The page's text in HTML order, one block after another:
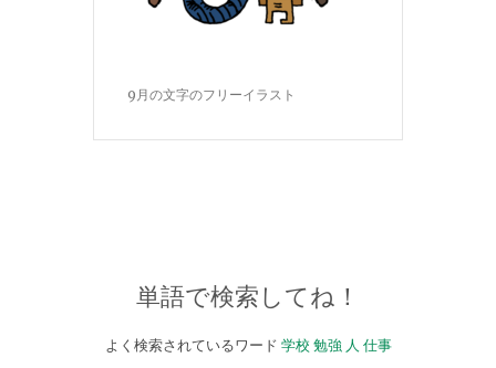
9月の文字のフリーイラスト
単語で検索してね！
よく検索されているワード 学校 勉強 人 仕事